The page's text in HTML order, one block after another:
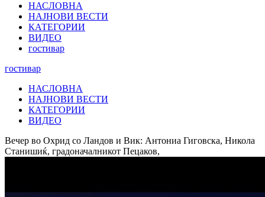
НАСЛОВНА
НАЈНОВИ ВЕСТИ
КАТЕГОРИИ
ВИДЕО
гостивар
гостивар
НАСЛОВНА
НАЈНОВИ ВЕСТИ
КАТЕГОРИИ
ВИДЕО
Вечер во Охрид со Ландов и Вик: Антониа Гиговска, Никола
Станишиќ, градоначалникот Пецаков,